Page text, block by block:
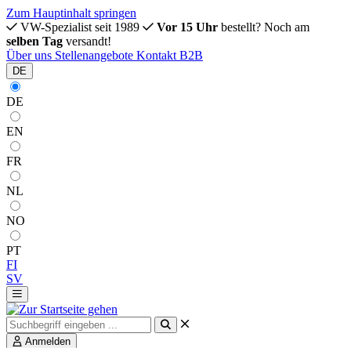
Zum Hauptinhalt springen
VW-Spezialist seit 1989
Vor 15 Uhr bestellt? Noch am
selben Tag versandt!
Über uns Stellenangebote Kontakt B2B
DE
DE
EN
FR
NL
NO
PT
FI
SV
Anmelden